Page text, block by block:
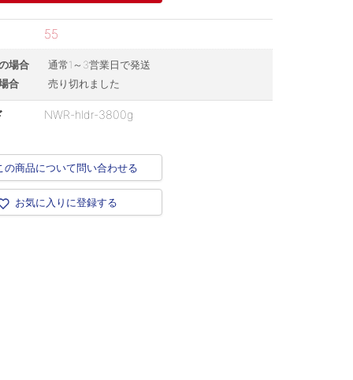
NWR-hldr-3800g
場合
通常1～3営業日で発送
合
売り切れました
55
の商品について問い合わせる
お気に入りに登録する